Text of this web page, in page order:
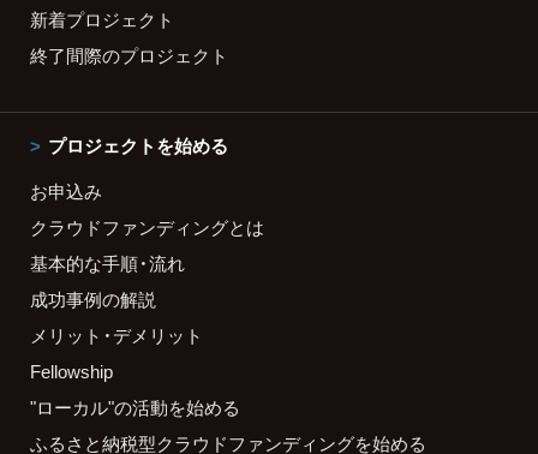
新着プロジェクト
終了間際のプロジェクト
プロジェクトを始める
お申込み
クラウドファンディングとは
基本的な手順・流れ
成功事例の解説
メリット・デメリット
Fellowship
"ローカル"の活動を始める
ふるさと納税型クラウドファンディングを始める